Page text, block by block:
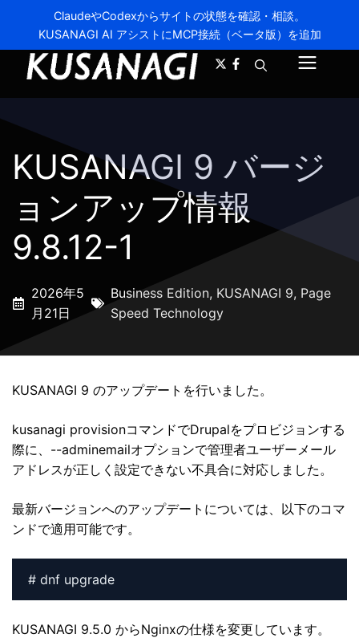
ClaudeやCodexからサイトの状態を確認・相談。
KUSANAGI AI アシストにMCP接続（ベータ版）を追加
ニ
ー
KUSANAGI 9 バージ
ョンアップ情報
9.8.12-1
2026年5
月21日
Business Edition, KUSANAGI 9, Page
Speed Technology
KUSANAGI 9 のアップデートを行いました。
kusanagi provisionコマンドでDrupalをプロビジョンする
際に、--adminemailオプションで管理者ユーザーメール
アドレスが正しく設定できない不具合に対応しました。
最新バージョンへのアップデートについては、以下のコマ
ンドで適用可能です。
# dnf upgrade
KUSANAGI 9.5.0 からNginxの仕様を変更しています。
A- A+